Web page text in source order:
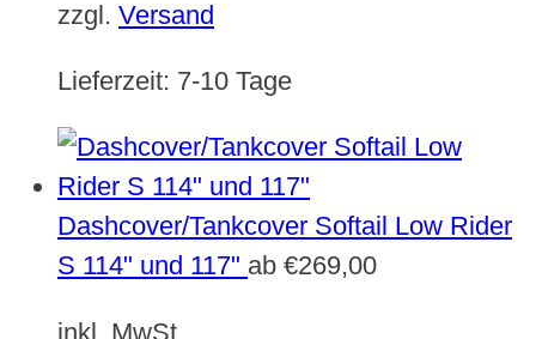
zzgl. Versand
Lieferzeit: 7-10 Tage
Dashcover/Tankcover Softail Low Rider
S 114" und 117" ab €269,00
inkl. MwSt.